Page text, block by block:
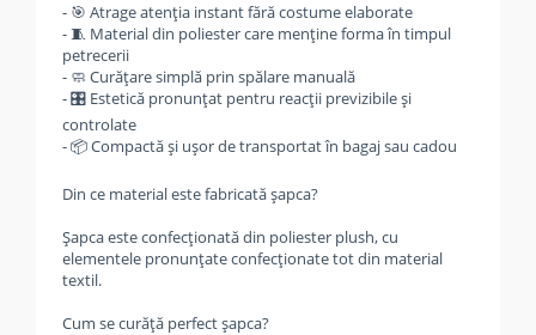
- 🎯 Atrage atenția instant fără costume elaborate
- 🧵 Material din poliester care menține forma în timpul
petrecerii
- 🧼 Curățare simplă prin spălare manuală
- 🎛️ Estetică pronunțat pentru reacții previzibile și
controlate
- 📦 Compactă și ușor de transportat în bagaj sau cadou
Din ce material este fabricată șapca?
Șapca este confecționată din poliester plush, cu
elementele pronunțate confecționate tot din material
textil.
Cum se curăță perfect șapca?